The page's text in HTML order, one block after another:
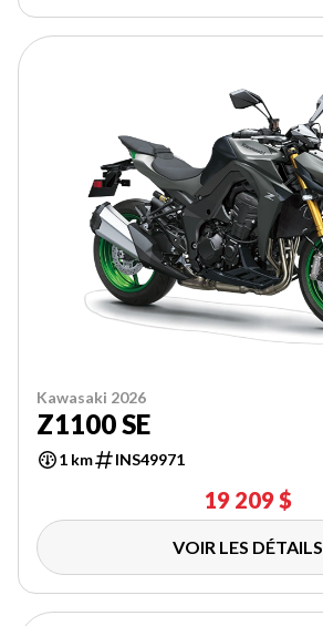
Kawasaki 2026
Z1100 SE
1 km INS49971
19 209 $
VOIR LES DÉTAILS